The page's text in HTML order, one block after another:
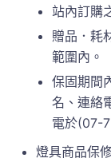
站內訂購
贈品．耗
範圍內。
保固期間
名、連絡
電於(07-
燈具商品保